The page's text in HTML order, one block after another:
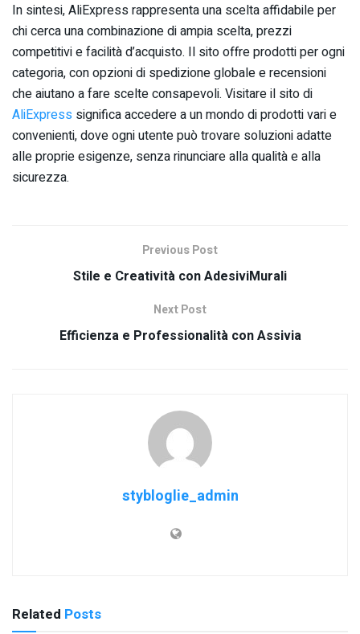
In sintesi, AliExpress rappresenta una scelta affidabile per
chi cerca una combinazione di ampia scelta, prezzi
competitivi e facilità d’acquisto. Il sito offre prodotti per ogni
categoria, con opzioni di spedizione globale e recensioni
che aiutano a fare scelte consapevoli. Visitare il sito di
AliExpress significa accedere a un mondo di prodotti vari e
convenienti, dove ogni utente può trovare soluzioni adatte
alle proprie esigenze, senza rinunciare alla qualità e alla
sicurezza.
Previous Post
Stile e Creatività con AdesiviMurali
Next Post
Efficienza e Professionalità con Assivia
stybloglie_admin
Related Posts